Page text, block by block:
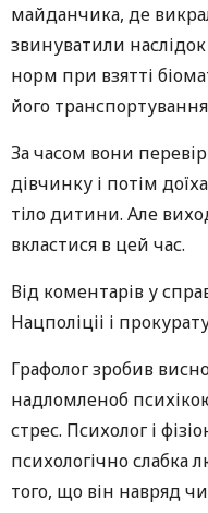
майданчика, де
звинуватили
норм при взятті
його
За часом вони
дівчинку і потім
тіло дитини. Але
вкластися в цей час.
Від коментарів у
Нацполіціі і
Графолог зробив
надломленоб
стрес. Психолог і
психологічно слабка
того, що він навряд